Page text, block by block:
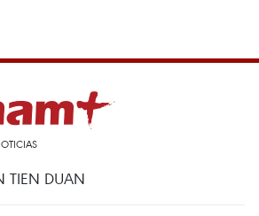
TIEN DUAN